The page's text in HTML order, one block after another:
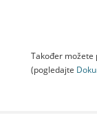
Također
(pogledajte